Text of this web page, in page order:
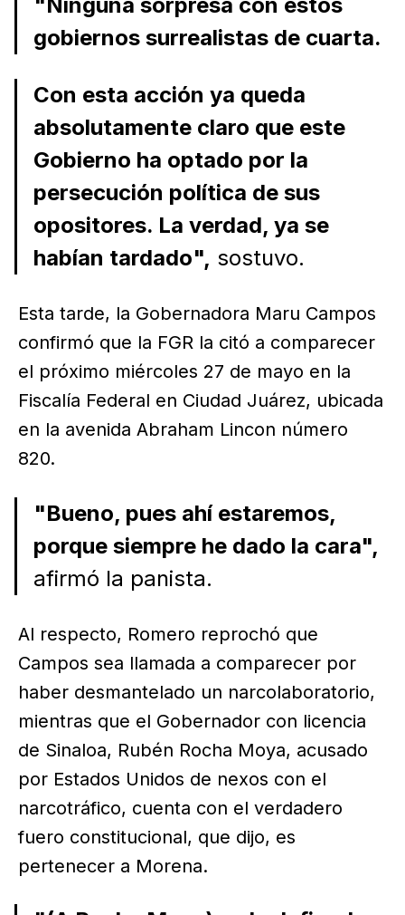
gobiernos surrealistas de cuarta.
Con esta acción ya queda
absolutamente claro que este
Gobierno ha optado por la
persecución política de sus
opositores. La verdad, ya se
habían tardado", sostuvo.
Esta tarde, la Gobernadora Maru Campos
confirmó que la FGR la citó a comparecer
el próximo miércoles 27 de mayo en la
Fiscalía Federal en Ciudad Juárez, ubicada
en la avenida Abraham Lincon número
820.
"Bueno, pues ahí estaremos,
porque siempre he dado la cara",
afirmó la panista.
Al respecto, Romero reprochó que
Campos sea llamada a comparecer por
haber desmantelado un narcolaboratorio,
mientras que el Gobernador con licencia
de Sinaloa, Rubén Rocha Moya, acusado
por Estados Unidos de nexos con el
narcotráfico, cuenta con el verdadero
fuero constitucional, que dijo, es
pertenecer a Morena.